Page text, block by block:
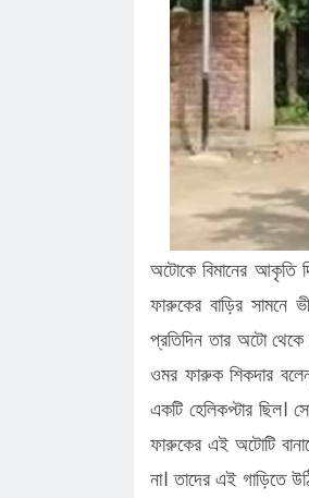
রাত
করা
অটোকে বিমানের আকৃতি
ফারুকের বাড়ির
প্রতিদিন তার অটো
ওমর ফারুক শিকদার
একটি হেলিকপ্টার ছিল।
ফারুকের এই অটোটি
না। তাদের এই গাড়িতে